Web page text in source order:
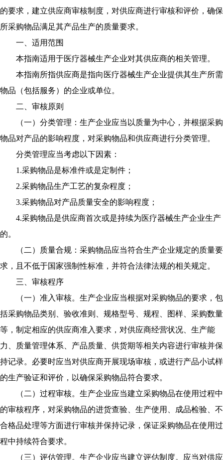
的要求，建立供应商审核制度，对供应商进行审核和评价，确保
所采购物品满足其产品生产的质量要求。
一、适用范围
本指南适用于医疗器械生产企业对其供应商的相关管理。
本指南所指供应商是指向医疗器械生产企业提供其生产所需
物品（包括服务）的企业或单位。
二、审核原则
（一）分类管理：生产企业应当以质量为中心，并根据采购
物品对产品的影响程度，对采购物品和供应商进行分类管理。
分类管理应当考虑以下因素：
1.采购物品是标准件或是定制件；
2.采购物品生产工艺的复杂程度；
3.采购物品对产品质量安全的影响程度；
4.采购物品是供应商首次或是持续为医疗器械生产企业生产
的。
（二）质量合规：采购物品应当符合生产企业规定的质量要
求，且不低于国家强制性标准，并符合法律法规的相关规定。
三、审核程序
（一）准入审核。生产企业应当根据对采购物品的要求，包
括采购物品类别、验收准则、规格型号、规程、图样、采购数量
等，制定相应的供应商准入要求，对供应商经营状况、生产能
力、质量管理体系、产品质量、供货期等相关内容进行审核并保
持记录。必要时应当对供应商开展现场审核，或进行产品小试样
的生产验证和评价，以确保采购物品符合要求。
（二）过程审核。生产企业应当建立采购物品在使用过程中
的审核程序，对采购物品的进货查验、生产使用、成品检验、不
合格品处理等方面进行审核并保持记录，保证采购物品在使用过
程中持续符合要求。
（三）评估管理。生产企业应当建立评估制度。应当对供应